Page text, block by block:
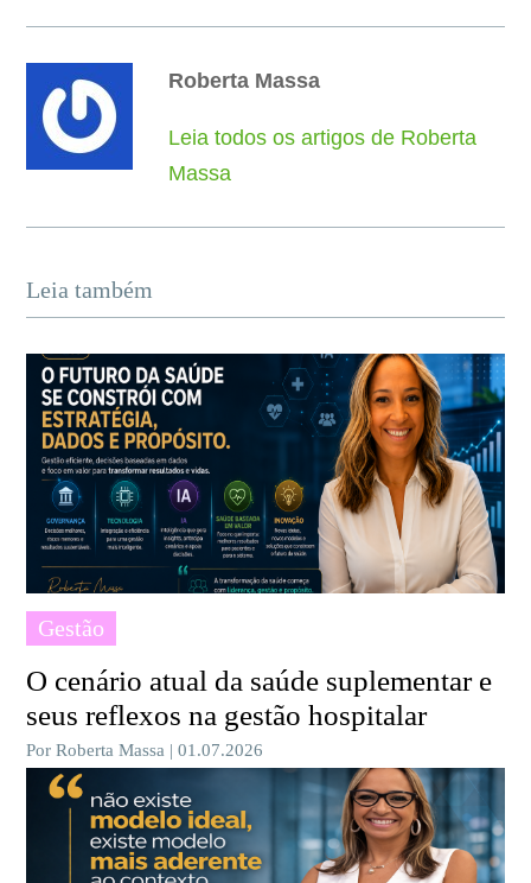
Roberta Massa
Leia todos os artigos de Roberta
Massa
Leia também
Gestão
O cenário atual da saúde suplementar e
seus reflexos na gestão hospitalar
Por Roberta Massa | 01.07.2026